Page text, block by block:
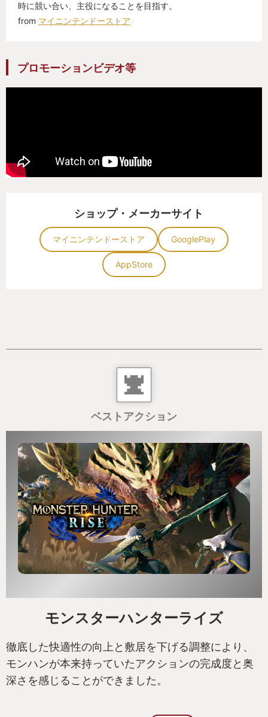
時に競い合い、主役になることを目指す。
from マイニンテンドーストア
プロモーションビデオ等
ショップ・メーカーサイト
マイニンテンドーストア GooglePlay
AppStore
ベストアクション
モンスターハンターライズ
徹底した快適性の向上と敷居を下げる調整により、
モンハンが本来持っていたアクションの完成度と奥
深さを感じることができました。